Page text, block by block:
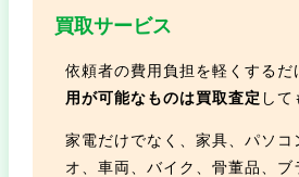
買取サービス
依頼者の費用負担を軽くするだ
用が可能なものは買取査定 して
家電だけでなく、家具、パソコ
オ、車両、バイク、骨董品、ブ